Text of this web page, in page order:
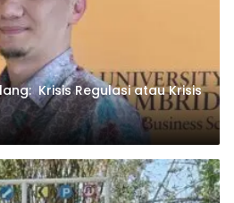
Krisis Regulasi atau Krisis